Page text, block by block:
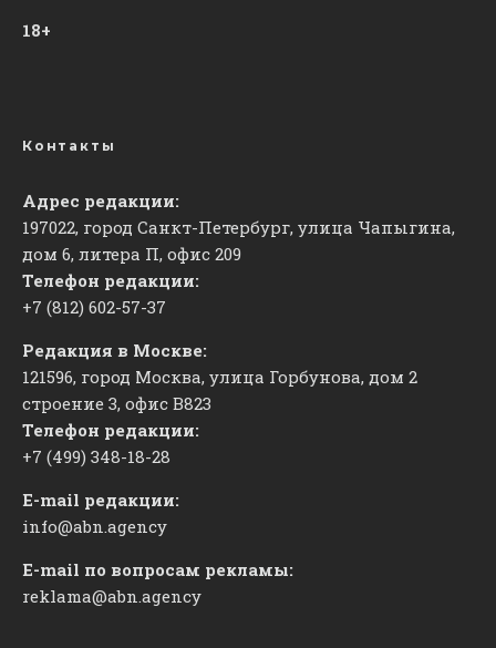
18+
Контакты
Адрес редакции:
197022, город Санкт-Петербург, улица Чапыгина,
дом 6, литера П, офис 209
Телефон редакции:
+7 (812) 602-57-37
Редакция в Москве:
121596, город Москва, улица Горбунова, дом 2
строение 3, офис ​В823
Телефон редакции:
+7 (499) 348-18-28
E-mail редакции:
info@abn.agency
E-mail по вопросам рекламы:
reklama@abn.agency